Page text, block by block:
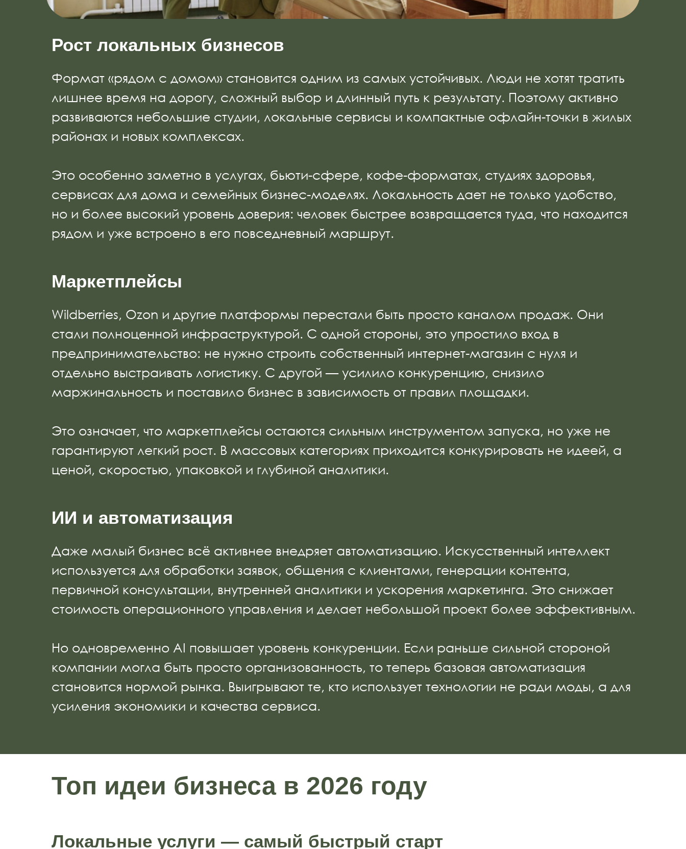
Рост локальных бизнесов
Формат «рядом с домом» становится одним из самых устойчивых. Люди не хотят тратить
лишнее время на дорогу, сложный выбор и длинный путь к результату. Поэтому активно
развиваются небольшие студии, локальные сервисы и компактные офлайн-точки в жилых
районах и новых комплексах.
Это особенно заметно в услугах, бьюти-сфере, кофе-форматах, студиях здоровья,
сервисах для дома и семейных бизнес-моделях. Локальность дает не только удобство,
но и более высокий уровень доверия: человек быстрее возвращается туда, что находится
рядом и уже встроено в его повседневный маршрут.
Маркетплейсы
Wildberries, Ozon и другие платформы перестали быть просто каналом продаж. Они
стали полноценной инфраструктурой. С одной стороны, это упростило вход в
предпринимательство: не нужно строить собственный интернет-магазин с нуля и
отдельно выстраивать логистику. С другой — усилило конкуренцию, снизило
маржинальность и поставило бизнес в зависимость от правил площадки.
Это означает, что маркетплейсы остаются сильным инструментом запуска, но уже не
гарантируют легкий рост. В массовых категориях приходится конкурировать не идеей, а
ценой, скоростью, упаковкой и глубиной аналитики.
ИИ и автоматизация
Даже малый бизнес всё активнее внедряет автоматизацию. Искусственный интеллект
используется для обработки заявок, общения с клиентами, генерации контента,
первичной консультации, внутренней аналитики и ускорения маркетинга. Это снижает
стоимость операционного управления и делает небольшой проект более эффективным.
Но одновременно AI повышает уровень конкуренции. Если раньше сильной стороной
компании могла быть просто организованность, то теперь базовая автоматизация
становится нормой рынка. Выигрывают те, кто использует технологии не ради моды, а для
усиления экономики и качества сервиса.
Топ идеи бизнеса в 2026 году
Локальные услуги — самый быстрый старт